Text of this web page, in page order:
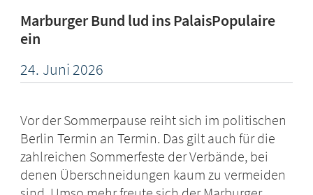
Marburger Bund lud ins PalaisPopulaire
ein
24. Juni2026
Vor der Sommerpause reiht sich im politischen
Berlin Termin an Termin. Das gilt auch für die
zahlreichen Sommerfeste der Verbände, bei
denen Überschneidungen kaum zu vermeiden